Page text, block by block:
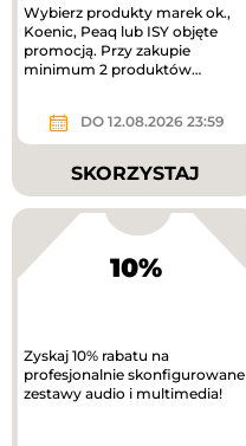
Wybierz produkty marek ok.,
Koenic, Peaq lub ISY objęte
promocją. Przy zakupie
minimum 2 produktów
DO 12.08.2026 23:59
SKORZYSTAJ
10%
Zyskaj 10% rabatu na
profesjonalnie skonfigurowane
zestawy audio i multimedia!